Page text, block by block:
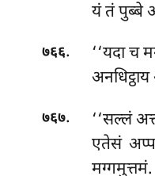
यं तं पुब्बे
७६६. ‘‘यदाच
७६७.
‘‘सल्लं
एतेसं
मग्गमुत्तमं.